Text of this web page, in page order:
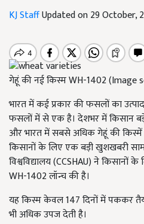
KJ StaffUpdated on 29 October,
गेहूं की नई किस्म WH-1402 (Image
भारत में कई प्रकार की फसलों का
फसलों में से एक है। देशभर में किसान
और भारत में सबसे अधिक गेहूं की किस्में
किसानों के लिए एक बड़ी खुशखबरी
विश्वविद्यालय (CCSHAU) ने
WH-1402 लॉन्च की है।
यह किस्म केवल 147 दिनों में पककर
भी अधिक उपज देती है।